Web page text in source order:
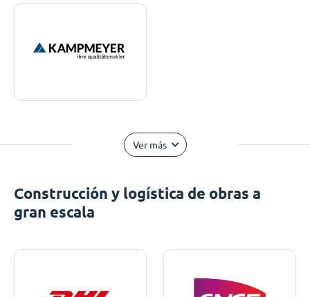
Ver más
Construcción y logística de obras a
gran escala